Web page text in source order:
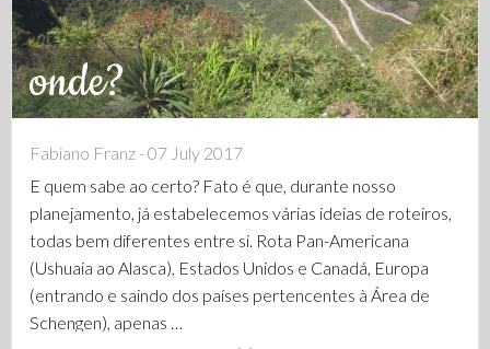
onde?
Fabiano Franz - 07 July 2017
E quem sabe ao certo? Fato é que, durante nosso
planejamento, já estabelecemos várias ideias de roteiros,
todas bem diferentes entre si. Rota Pan-Americana
(Ushuaia ao Alasca), Estados Unidos e Canadá, Europa
(entrando e saindo dos países pertencentes à Área de
Schengen), apenas …